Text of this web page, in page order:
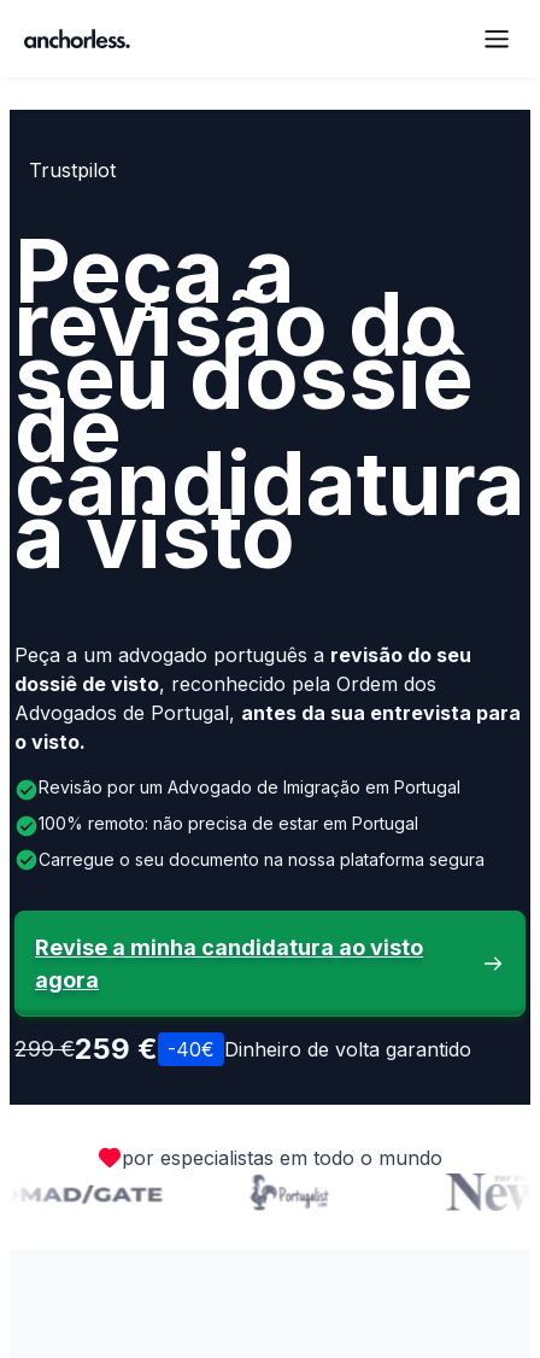
Trustpilot
Peça a
revisão do
seu dossiê
de
candidatura
a visto
Peça a um advogado português a revisão do seu
dossiê de visto, reconhecido pela Ordem dos
Advogados de Portugal, antes da sua entrevista para
o visto.
Revisão por um Advogado de Imigração em Portugal
100% remoto: não precisa de estar em Portugal
Carregue o seu documento na nossa plataforma segura
Revise a minha candidatura ao visto
agora
299 €259 € -40€ Dinheiro de volta garantido
por especialistas em todo o mundo